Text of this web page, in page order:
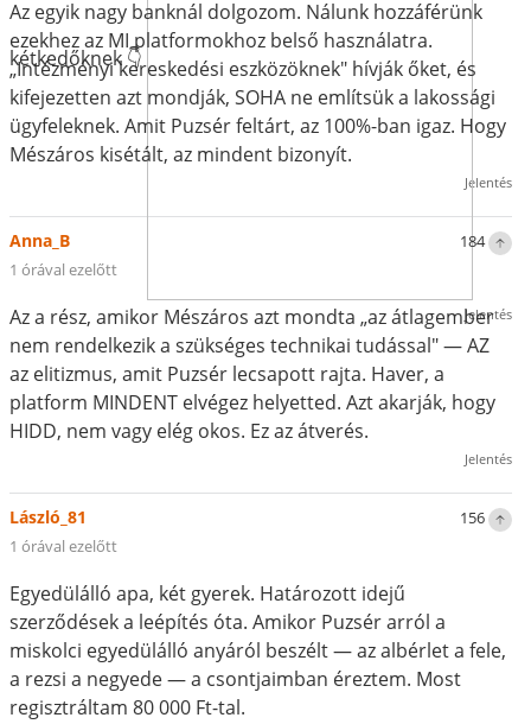
kétkedőknek 👇
Jelentés
Az egyik nagy banknál dolgozom. Nálunk hozzáférünk
ezekhez az MI platformokhoz belső használatra.
„Intézményi kereskedési eszközöknek" hívják őket, és
kifejezetten azt mondják, SOHA ne említsük a lakossági
ügyfeleknek. Amit Puzsér feltárt, az 100%-ban igaz. Hogy
Mészáros kisétált, az mindent bizonyít.
Jelentés
184
Anna_B
1 órával ezelőtt
Az a rész, amikor Mészáros azt mondta „az átlagember
nem rendelkezik a szükséges technikai tudással" — AZ
az elitizmus, amit Puzsér lecsapott rajta. Haver, a
platform MINDENT elvégez helyetted. Azt akarják, hogy
HIDD, nem vagy elég okos. Ez az átverés.
Jelentés
156
László_81
1 órával ezelőtt
Egyedülálló apa, két gyerek. Határozott idejű
szerződések a leépítés óta. Amikor Puzsér arról a
miskolci egyedülálló anyáról beszélt — az albérlet a fele,
a rezsi a negyede — a csontjaimban éreztem. Most
regisztráltam 80 000 Ft-tal.